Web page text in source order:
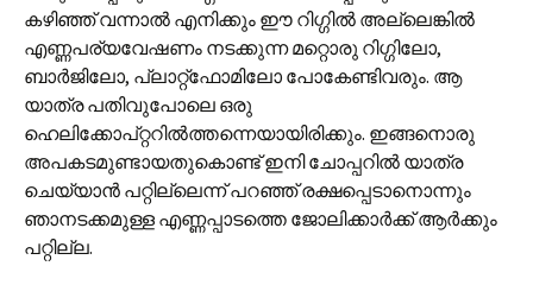
കഴിഞ്ഞ് വന്നാല്‍ എനിക്കും ഈ റിഗ്ഗില്‍ അല്ലെങ്കില്‍
എണ്ണപര്യവേഷണം നടക്കുന്ന മറ്റൊരു റിഗ്ഗിലോ,
ബാര്‍ജിലോ, പ്ലാറ്റ്‌ഫോമിലോ പോകേണ്ടിവരും. ആ
യാത്ര പതിവുപോലെ ഒരു
ഹെലിക്കോപ്‌റ്ററില്‍ത്തന്നെയായിരിക്കും. ഇങ്ങനൊരു
അപകടമുണ്ടായതുകൊണ്ട് ഇനി ചോപ്പറില്‍ യാത്ര
ചെയ്യാന്‍ പറ്റില്ലെന്ന് പറഞ്ഞ് രക്ഷപ്പെടാനൊന്നും
ഞാ‍നടക്കമുള്ള എണ്ണപ്പാടത്തെ ജോലിക്കാര്‍ക്ക് ആര്‍ക്കും
പറ്റില്ല.